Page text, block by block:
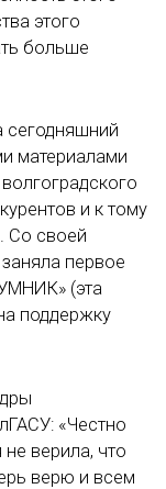
этого
больше
сегодняшний
материалами
и к тому
Со своей
первое
(эта
поддержку
«Честно
верила, что
верю и всем